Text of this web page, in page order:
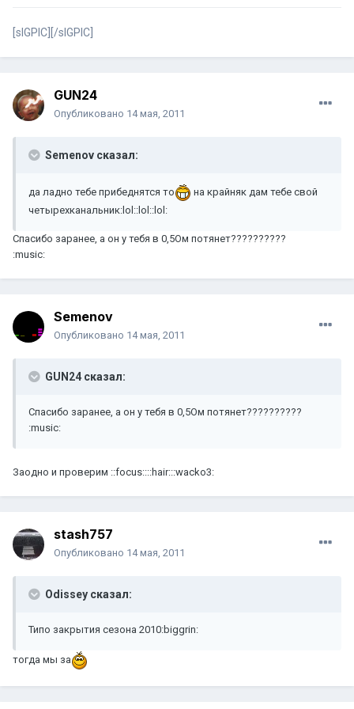
[sIGPIC][/sIGPIC]
GUN24
Опубликовано 14 мая, 2011
Semenov сказал:
да ладно тебе прибеднятся то
на крайняк дам тебе свой
четырехканальник:lol::lol::lol:
Спасибо заранее, а он у тебя в 0,5Ом потянет??????????
:music:
Semenov
Опубликовано 14 мая, 2011
GUN24 сказал:
Спасибо заранее, а он у тебя в 0,5Ом потянет??????????
:music:
Заодно и проверим ::focus::::hair:::wacko3:
stash757
Опубликовано 14 мая, 2011
Odissey сказал:
Типо закрытия сезона 2010:biggrin:
тогда мы за